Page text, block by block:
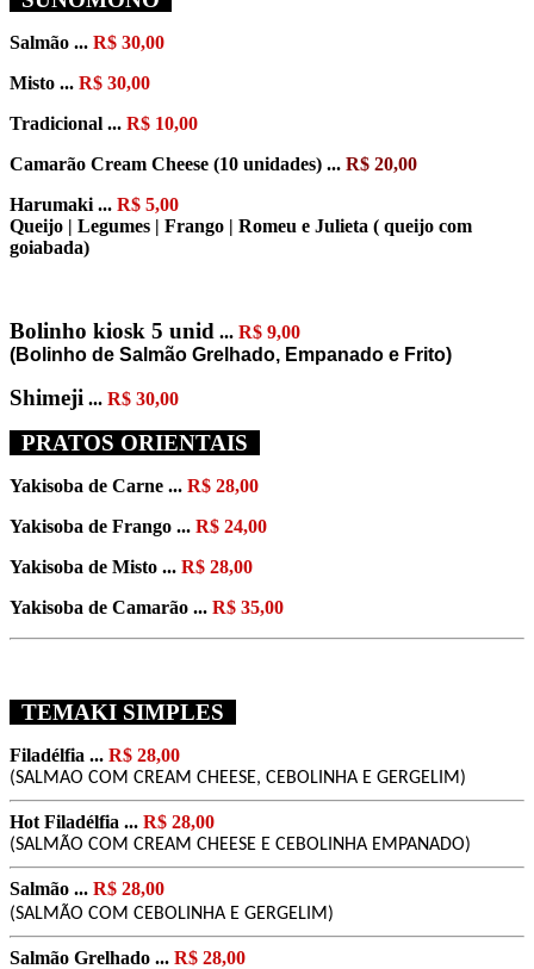
Salmão ... R$ 30,00
Misto ... R$ 30,00
Tradicional ... R$ 10,00
Camarão Cream Cheese (10 unidades) ... R$ 20,00
Harumaki ... R$ 5,00
Queijo | Legumes | Frango | Romeu e Julieta ( queijo com
goiabada)
Bolinho kiosk 5 unid ... R$ 9,00
(Bolinho de Salmão Grelhado, Empanado e Frito)
Shimeji ... R$ 30,00
PRATOS ORIENTAIS
Yakisoba de Carne ... R$ 28,00
Yakisoba de Frango ... R$ 24,00
Yakisoba de Misto ... R$ 28,00
Yakisoba de Camarão ... R$ 35,00
TEMAKI SIMPLES
Filadélfia ... R$ 28,00
(SALMAO COM CREAM CHEESE, CEBOLINHA E GERGELIM)
Hot Filadélfia ... R$ 28,00
(SALMÃO COM CREAM CHEESE E CEBOLINHA EMPANADO)
Salmão ... R$ 28,00
(SALMÃO COM CEBOLINHA E GERGELIM)
Salmão Grelhado ... R$ 28,00